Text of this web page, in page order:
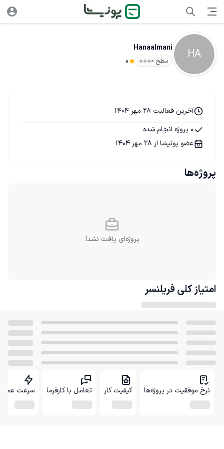
HA
Hanaalmani
سطح ۰ 0
آخرین فعالیت 28 مهر 1404
0 پروژه انجام شده
عضو پونیشا از 28 مهر 1404
پروژه‌ها
پروژه‌ای یافت نشد!
امتیاز کلی فریلنسر
نرخ موفقیت در پروژه‌ها کیفیت کار تعامل با کارفرما سرعت عمل